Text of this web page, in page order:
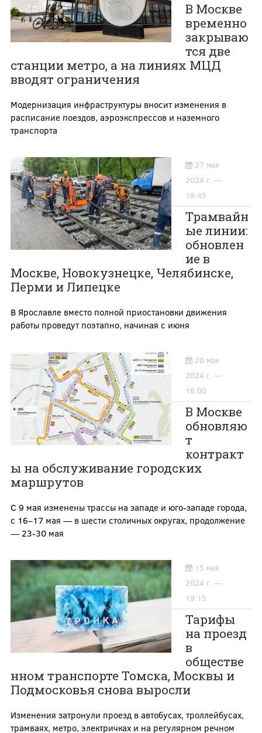
В Москве
временно
закрываю
тся две
станции метро, а на линиях МЦД
вводят ограничения
Модернизация инфраструктуры вносит изменения в
расписание поездов, аэроэкспрессов и наземного
транспорта
27 мая
2024 г. —
18:45
Трамвайн
ые линии:
обновлен
ие в
Москве, Новокузнецке, Челябинске,
Перми и Липецке
В Ярославле вместо полной приостановки движения
работы проведут поэтапно, начиная с июня
20 мая
2024 г. —
16:00
В Москве
обновляю
т
контракт
ы на обслуживание городских
маршрутов
С 9 мая изменены трассы на западе и юго-западе города,
с 16–17 мая — в шести столичных округах, продолжение
— 23-30 мая
15 мая
2024 г. —
19:15
Тарифы
на проезд
в
обществе
нном транспорте Томска, Москвы и
Подмосковья снова выросли
Изменения затронули проезд в автобусах, троллейбусах,
трамваях, метро, электричках и на регулярном речном